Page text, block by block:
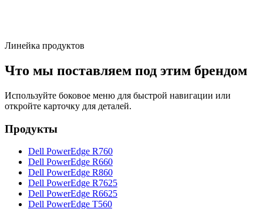
Линейка продуктов
Что мы поставляем под этим брендом
Используйте боковое меню для быстрой навигации или
откройте карточку для деталей.
Продукты
Dell PowerEdge R760
Dell PowerEdge R660
Dell PowerEdge R860
Dell PowerEdge R7625
Dell PowerEdge R6625
Dell PowerEdge T560